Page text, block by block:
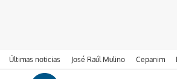
Últimas noticias José Raúl Mulino Cepanim
Ir al contenido